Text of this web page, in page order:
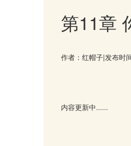
第11章
作者：红帽子|发布时
内容更新中......